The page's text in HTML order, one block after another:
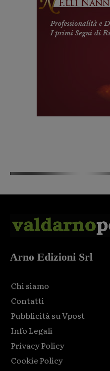
Arno Edizioni Srl
Chi siamo
Contatti
Pubblicità su Vpost
Info Legali
Privacy Policy
Cookie Policy